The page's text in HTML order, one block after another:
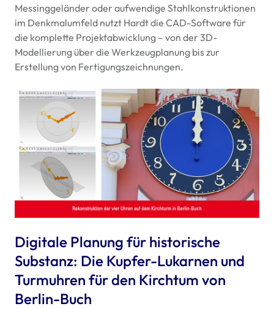
Messinggeländer oder aufwendige Stahlkonstruktionen
im Denkmalumfeld nutzt Hardt die CAD-Software für
die komplette Projektabwicklung – von der 3D-
Modellierung über die Werkzeugplanung bis zur
Erstellung von Fertigungszeichnungen.
Digitale Planung für historische
Substanz: Die Kupfer-Lukarnen und
Turmuhren für den Kirchtum von
Berlin-Buch